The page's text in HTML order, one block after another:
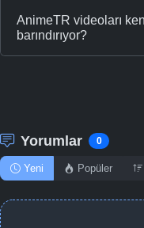
AnimeTR videoları
barındırıyor?
Yorumlar 0
Yeni Popüler